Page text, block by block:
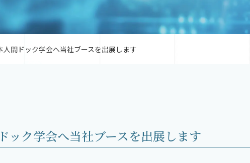
人間ドック学会へ当社ブースを出展します
ック学会へ当社ブースを出展します